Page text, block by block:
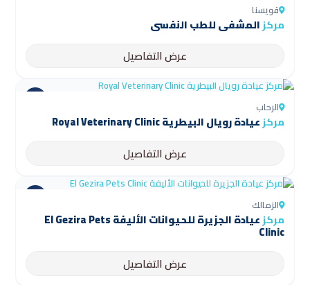
قويسنا
مركزالمشفى للطب النفسي
عرض التفاصيل
الرحاب
مركزعيادة رويال البيطرية Royal Veterinary Clinic
عرض التفاصيل
الزمالك
مركز عيادة الجزيرة للحيوانات الأليفة El Gezira Pets
Clinic
عرض التفاصيل